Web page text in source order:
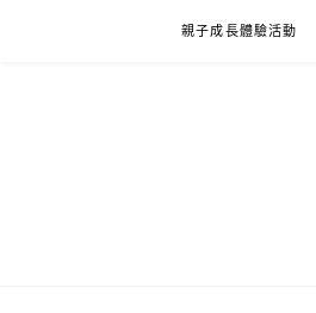
親子成長體驗活動